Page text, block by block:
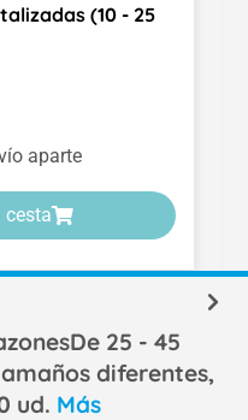
(10 - 25
aparte
cesta
25 - 45
diferentes,
ud. Más